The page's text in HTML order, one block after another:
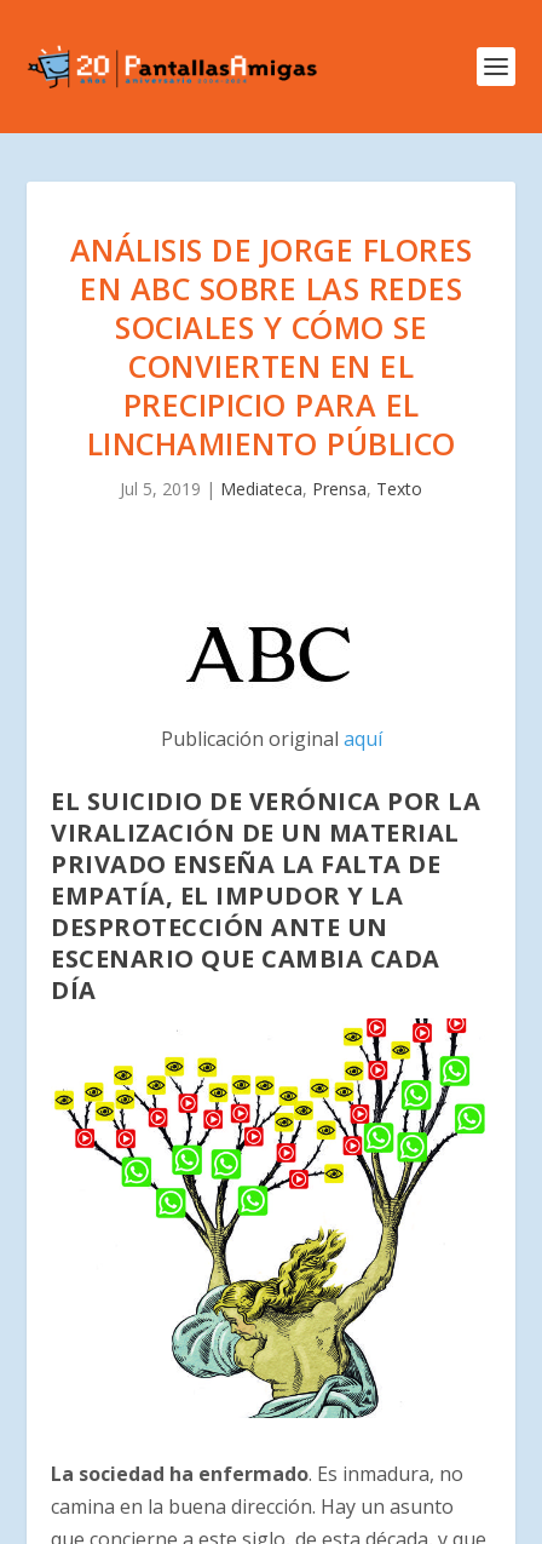
ANÁLISIS DE JORGE FLORES
EN ABC SOBRE LAS REDES
SOCIALES Y CÓMO SE
CONVIERTEN EN EL
PRECIPICIO PARA EL
LINCHAMIENTO PÚBLICO
Jul 5, 2019 | Mediateca, Prensa, Texto
Publicación original aquí
EL SUICIDIO DE VERÓNICA POR LA
VIRALIZACIÓN DE UN MATERIAL
PRIVADO ENSEÑA LA FALTA DE
EMPATÍA, EL IMPUDOR Y LA
DESPROTECCIÓN ANTE UN
ESCENARIO QUE CAMBIA CADA
DÍA
La sociedad ha enfermado. Es inmadura, no
camina en la buena dirección. Hay un asunto